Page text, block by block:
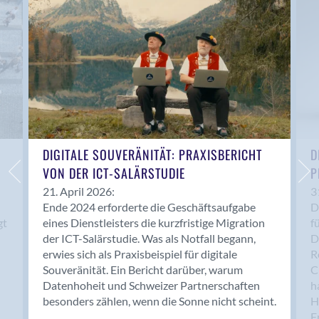
Anwil
Appenzell
Au SG
Baar
Baden
Balsthal
Balzers
Basel
Bassersdorf
Belp
Bendern
Benken (SG)
Bergdietikon
Berlin
Bern
Bern - Liebefeld
DIGITALE SOUVERÄNITÄT: PRAXISBERICHT
VON DER ICT-SALÄRSTUDIE
21. April 2026:
Ende 2024 erforderte die Geschäftsaufgabe
eines Dienstleisters die kurzfristige Migration
der ICT-Salärstudie. Was als Notfall begann,
erwies sich als Praxisbeispiel für digitale
Souveränität. Ein Bericht darüber, warum
Datenhoheit und Schweizer Partnerschaften
besonders zählen, wenn die Sonne nicht scheint.